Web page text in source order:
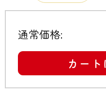
通常価格:
カート